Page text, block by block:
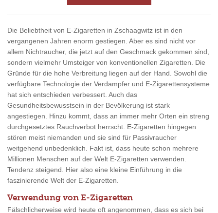
Die Beliebtheit von E-Zigaretten in Zschaagwitz ist in den
vergangenen Jahren enorm gestiegen. Aber es sind nicht vor
allem Nichtraucher, die jetzt auf den Geschmack gekommen sind,
sondern vielmehr Umsteiger von konventionellen Zigaretten. Die
Gründe für die hohe Verbreitung liegen auf der Hand. Sowohl die
verfügbare Technologie der Verdampfer und E-Zigarettensysteme
hat sich entschieden verbessert. Auch das
Gesundheitsbewusstsein in der Bevölkerung ist stark
angestiegen. Hinzu kommt, dass an immer mehr Orten ein streng
durchgesetztes Rauchverbot herrscht. E-Zigaretten hingegen
stören meist niemanden und sie sind für Passivraucher
weitgehend unbedenklich. Fakt ist, dass heute schon mehrere
Millionen Menschen auf der Welt E-Zigaretten verwenden.
Tendenz steigend. Hier also eine kleine Einführung in die
faszinierende Welt der E-Zigaretten.
Verwendung von E-Zigaretten
Fälschlicherweise wird heute oft angenommen, dass es sich bei